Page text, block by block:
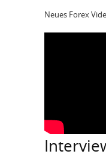
Neues Forex